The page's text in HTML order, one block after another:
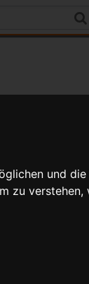
und die
zu verstehen,
Hadland,